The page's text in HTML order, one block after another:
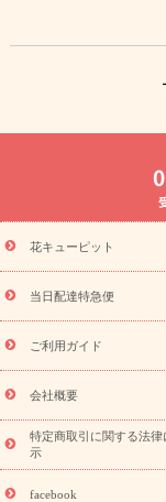
よく贈られる花
8月の誕生花(トル
お供え
ーブドフラワー
季
特集
お盆 花（新盆
盆・初盆）
お盆 花
フト
お盆・お供え
レゼント特集
夏の
敬老の日におくる
花ギフト・プレゼン
老の日 花鉢植えのギ
フト・プレゼント特
ペーン
映画『ウォ
「きょう誕生日な
誕生日フラワーギフト
花キューピット
当日配達特急便
ご利用ガイド
会社概要
特定商取引に関する法律
示
facebook